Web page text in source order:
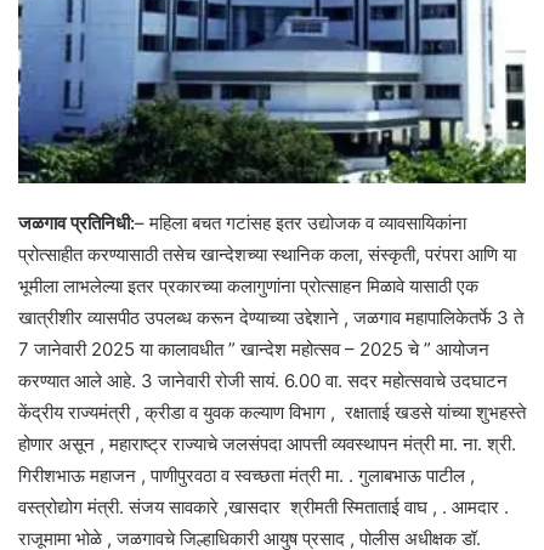
जळगाव प्रतिनिधी:– महिला बचत गटांसह इतर उद्योजक व व्यावसायिकांना
प्रोत्साहीत करण्यासाठी तसेच खान्देशच्या स्थानिक कला, संस्कृती, परंपरा आणि या
भूमीला लाभलेल्या इतर प्रकारच्या कलागुणांना प्रोत्साहन मिळावे यासाठी एक
खात्रीशीर व्यासपीठ उपलब्ध करून देण्याच्या उद्देशाने , जळगाव महापालिकेतर्फे 3 ते
7 जानेवारी 2025 या कालावधीत ” खान्देश महोत्सव – 2025 चे ” आयोजन
करण्यात आले आहे. 3 जानेवारी रोजी सायं. 6.00 वा. सदर महोत्सवाचे उदघाटन
केंद्रीय राज्यमंत्री , क्रीडा व युवक कल्याण विभाग , रक्षाताई खडसे यांच्या शुभहस्ते
होणार असून , महाराष्ट्र राज्याचे जलसंपदा आपत्ती व्यवस्थापन मंत्री मा. ना. श्री.
गिरीशभाऊ महाजन , पाणीपुरवठा व स्वच्छता मंत्री मा. . गुलाबभाऊ पाटील ,
वस्त्रोद्योग मंत्री. संजय सावकारे ,खासदार श्रीमती स्मिताताई वाघ , . आमदार .
राजूमामा भोळे , जळगावचे जिल्हाधिकारी आयुष प्रसाद , पोलीस अधीक्षक डॉ.